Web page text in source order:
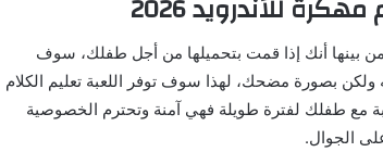
للأندرويد 2026
بينها أنك إذا قمت بتحميلها من أجل طفلك، سوف
ولكن بصورة مضحك، لهذا سوف توفر اللعبة تعليم الكلام
مع طفلك لفترة طويلة فهي آمنة وتحترم الخصوصية
الجوال.